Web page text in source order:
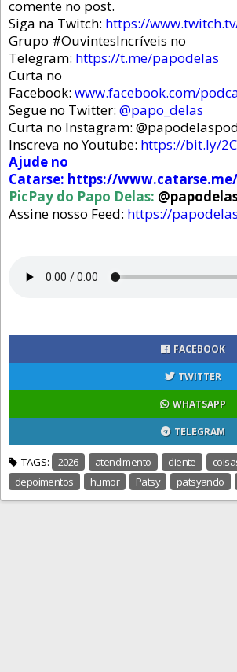
comente no post.
Siga na Twitch: https://
Grupo #OuvintesIncríveis no
Telegram: https://t.me/papodelas
Curta no
Facebook: www.facebook.com/
Segue no Twitter: @papo_delas
Curta no Instagram:
Inscreva no Youtube: https://bit.ly/
Ajude no
Catarse: https://
PicPay do Papo Delas:
Assine nosso Feed: https://
FACEBOOK
TWITTER
WHATSAPP
TELEGRAM
TAGS: 2026 atendimento cliente
depoimentos
humor Patsy patsyando